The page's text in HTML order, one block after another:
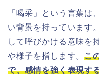
「喝采」という言葉は
い背景を持っています
して呼びかける意味を
や様子を指します。こ
で、感情を強く表現す